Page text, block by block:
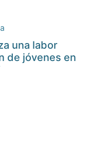
una labor
de jóvenes en